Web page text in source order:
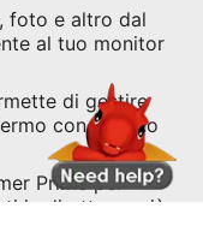
foto e altro dal
al tuo monitor
di gestire
con un solo
Prime per
in diretta su più